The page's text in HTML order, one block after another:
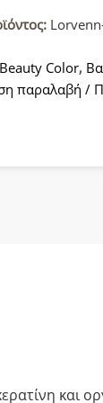
Beauty Color,
παραλαβή /
και